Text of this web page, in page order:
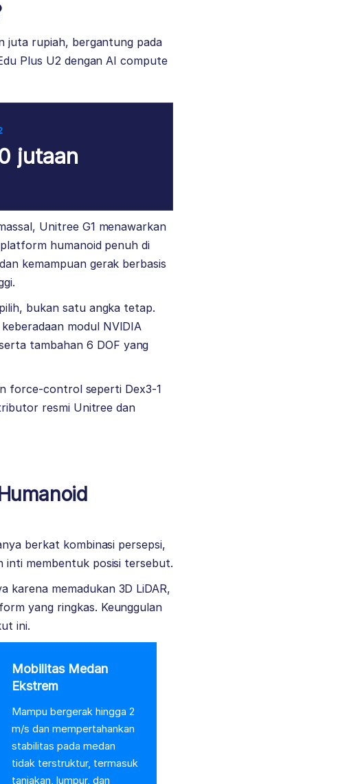
juta rupiah, bergantung pada
Plus U2 dengan AI compute
jutaan
Unitree G1 menawarkan
humanoid penuh di
kemampuan gerak berbasis
bukan satu angka tetap.
modul NVIDIA
tambahan 6 DOF yang
force-control seperti Dex3-1
resmi Unitree dan
berkat kombinasi persepsi,
inti membentuk posisi tersebut.
karena memadukan 3D LiDAR,
yang ringkas. Keunggulan
ini.
Mobilitas Medan
Ekstrem
Mampu bergerak hingga 2
m/s dan mempertahankan
stabilitas pada medan
tidak terstruktur, termasuk
tanjakan, lumpur, dan